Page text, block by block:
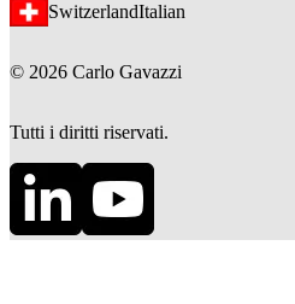
SwitzerlandItalian
© 2026 Carlo Gavazzi
Tutti i diritti riservati.